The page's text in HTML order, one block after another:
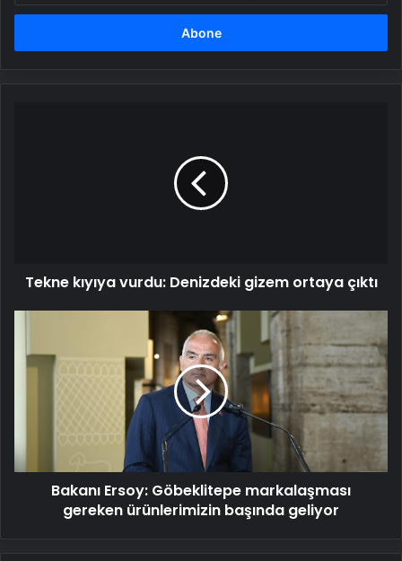
adresinizi
Tekne kıyıya vurdu: Denizdeki gizem ortaya çıktı
Göbeklitepe
markalaşması
ürünlerimizin
geliyor
Bakanı Ersoy: Göbeklitepe markalaşması
gereken ürünlerimizin başında geliyor